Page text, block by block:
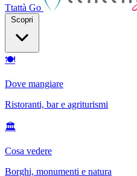
Ttattà Go
Scopri
🍽
Dove mangiare
Ristoranti, bar e agriturismi
🏛
Cosa vedere
Borghi, monumenti e natura